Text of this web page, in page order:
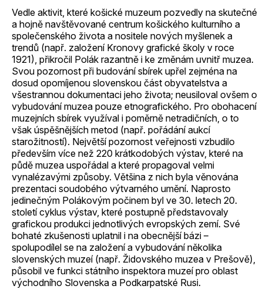
Vedle aktivit, které košické muzeum pozvedly na skutečné
a hojně navštěvované centrum košického kulturního a
společenského života a nositele nových myšlenek a
trendů (např. založení Kronovy grafické školy v roce
1921), přikročil Polák razantně i ke změnám uvnitř muzea.
Svou pozornost při budování sbírek upřel zejména na
dosud opomíjenou slovenskou část obyvatelstva a
všestrannou dokumentaci jeho života; neusiloval ovšem o
vybudování muzea pouze etnografického. Pro obohacení
muzejních sbírek využíval i poměrně netradičních, o to
však úspěšnějších metod (např. pořádání aukcí
starožitností). Největší pozornost veřejnosti vzbudilo
především více než 220 krátkodobých výstav, které na
půdě muzea uspořádal a které propagoval velmi
vynalézavými způsoby. Většina z nich byla věnována
prezentaci soudobého výtvarného umění. Naprosto
jedinečným Polákovým počinem byl ve 30. letech 20.
století cyklus výstav, které postupně představovaly
grafickou produkci jednotlivých evropských zemí. Své
bohaté zkušenosti uplatnil i na obecnější bázi –
spolupodílel se na založení a vybudování několika
slovenských muzeí (např. Židovského muzea v Prešově),
působil ve funkci státního inspektora muzeí pro oblast
východního Slovenska a Podkarpatské Rusi.